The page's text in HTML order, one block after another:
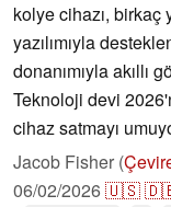
kolye cihazı, birkaç
yazılımıyla
donanımıyla akıllı
Teknoloji devi
cihaz satmayı
Jacob Fisher (
06/02/2026🇺🇸